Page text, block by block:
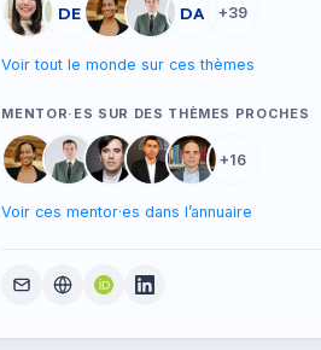
DE DA +39
Voir tout le monde sur ces thèmes
MENTOR·ES SUR DES THÈMES PROCHES
+16
Voir ces mentor·es dans l’annuaire